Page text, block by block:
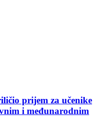
prijem za učenike
i međunarodnim